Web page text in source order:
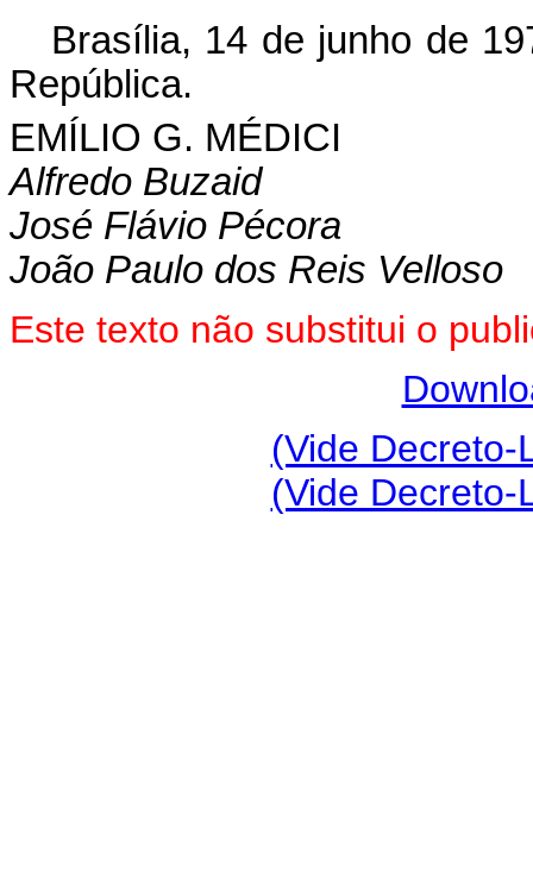
Brasília, 14 de junho de
República.
EMÍLIO G. MÉDICI
Alfredo Buzaid
José Flávio Pécora
João Paulo dos Reis Velloso
Este texto não substitui o
(Vide Decreto-
(Vide Decreto-